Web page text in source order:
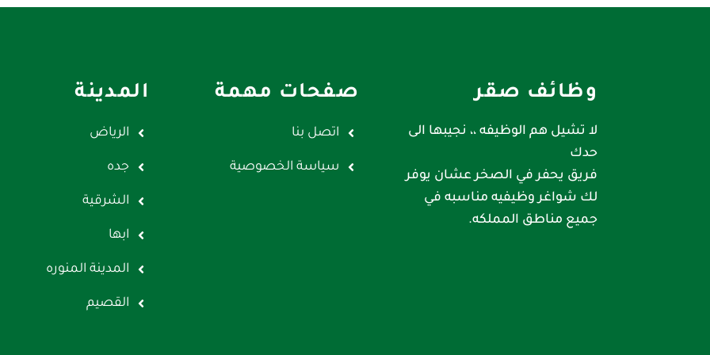
وظائف صقر
لا تشيل هم الوظيفه ،، نجيبها الى
حدك
فريق يحفر في الصخر عشان يوفر
لك شواغر وظيفيه مناسبه في
جميع مناطق المملكه.
صفحات مهمة
اتصل بنا
سياسة الخصوصية
المدينة
الرياض
جده
الشرقية
ابها
المدينة المنوره
القصيم